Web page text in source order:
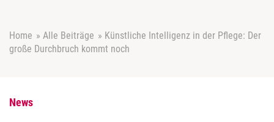
Home » Alle Beiträge » Künstliche Intelligenz in der Pflege: Der
große Durchbruch kommt noch
News